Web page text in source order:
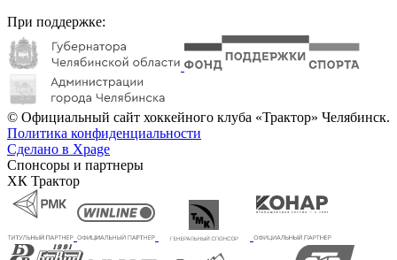
При поддержке:
© Официальный сайт хоккейного клуба «Трактор» Челябинск.
Политика конфиденциальности
Сделано в Xpage
Спонсоры и партнеры
ХК Трактор